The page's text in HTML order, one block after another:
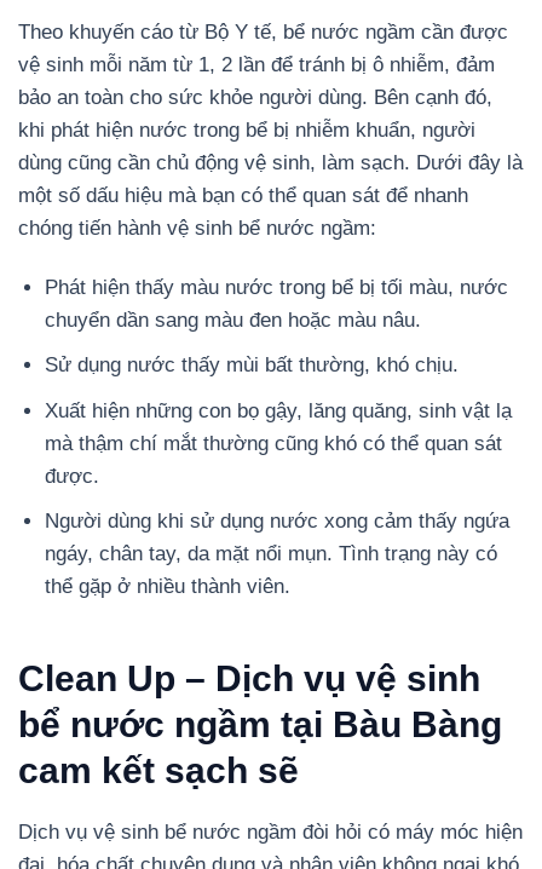
Theo khuyến cáo từ Bộ Y tế, bể nước ngầm cần được
vệ sinh mỗi năm từ 1, 2 lần để tránh bị ô nhiễm, đảm
bảo an toàn cho sức khỏe người dùng. Bên cạnh đó,
khi phát hiện nước trong bể bị nhiễm khuẩn, người
dùng cũng cần chủ động vệ sinh, làm sạch. Dưới đây là
một số dấu hiệu mà bạn có thể quan sát để nhanh
chóng tiến hành vệ sinh bể nước ngầm:
Phát hiện thấy màu nước trong bể bị tối màu, nước
chuyển dần sang màu đen hoặc màu nâu.
Sử dụng nước thấy mùi bất thường, khó chịu.
Xuất hiện những con bọ gậy, lăng quăng, sinh vật lạ
mà thậm chí mắt thường cũng khó có thể quan sát
được.
Người dùng khi sử dụng nước xong cảm thấy ngứa
ngáy, chân tay, da mặt nổi mụn. Tình trạng này có
thể gặp ở nhiều thành viên.
Clean Up – Dịch vụ vệ sinh
bể nước ngầm tại Bàu Bàng
cam kết sạch sẽ
Dịch vụ vệ sinh bể nước ngầm đòi hỏi có máy móc hiện